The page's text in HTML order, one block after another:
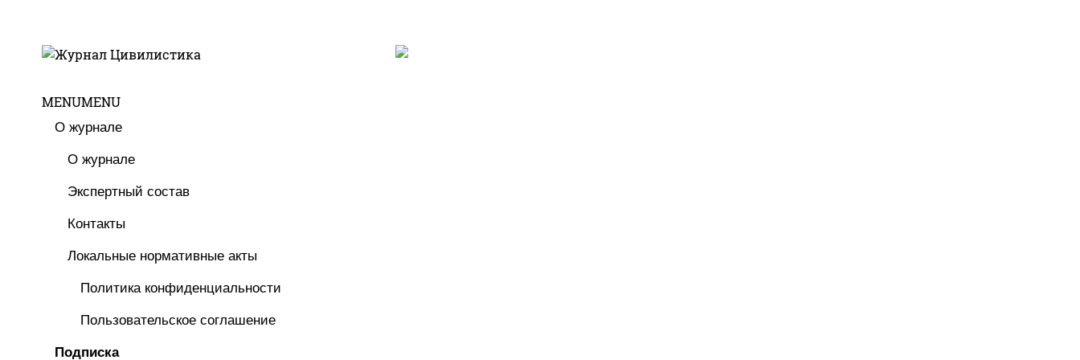
MENUMENU
О журнале
О журнале
Экспертный состав
Контакты
Локальные нормативные акты
Политика конфиденциальности
Пользовательское соглашение
Подписка